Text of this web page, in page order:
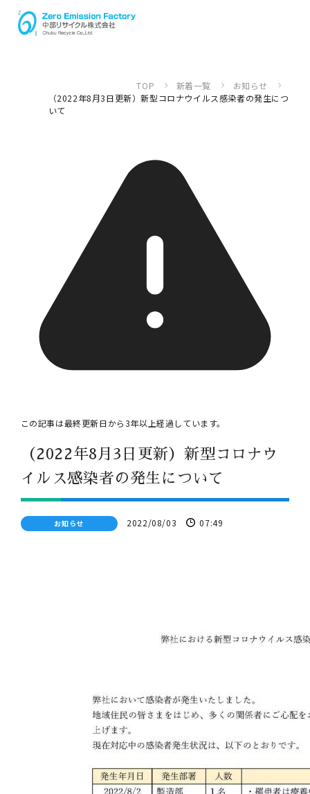
TOP 新着一覧
お知らせ
（2022年8月3日更新）新型コロナウイルス感染者の発生につ
いて
この記事は最終更新日から3年以上経過しています。
（2022年8月3日更新）新型コロナウ
イルス感染者の発生について
お知らせ 2022/08/03 07:49